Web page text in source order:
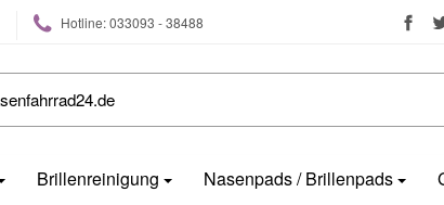
Hotline: 033093 - 38488
Brillenreinigung Nasenpads / Brillenpads